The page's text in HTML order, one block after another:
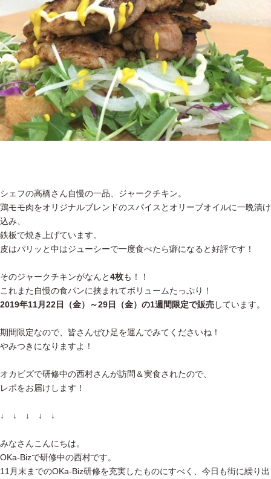
シェフの高橋さん自慢の一品、ジャークチキン。
鶏モモ肉をオリジナルブレンドのスパイスとオリーブオイルに一晩漬け
込み、
鉄板で焼き上げています。
皮はパリッと中はジューシーで一度食べたら癖になると好評です！
そのジャークチキンがなんと4枚も！！
これまた自慢の食パンに挟まれてボリュームたっぷり！
2019年11月22日（金）～29日（金）の1週間限定で販売しています。
期間限定なので、皆さんぜひ足を運んでみてくださいね！
やみつきになりますよ！
オカビズで研修中の西村さんが訪問＆実食されたので、
レポをお届けします！
↓ ↓ ↓ ↓ ↓
みなさんこんにちは。
OKa-Bizで研修中の西村です。
11月末までのOKa-Biz研修を充実したものにすべく、今日も街に繰り出